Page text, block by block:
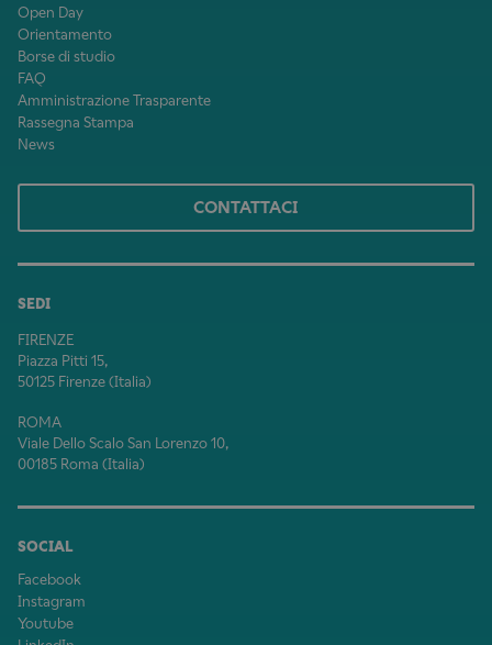
Open Day
Orientamento
Borse di studio
FAQ
Amministrazione Trasparente
Rassegna Stampa
News
SEDI
FIRENZE
Piazza Pitti 15,
50125 Firenze (Italia)
ROMA
Viale Dello Scalo San Lorenzo 10,
00185 Roma (Italia)
SOCIAL
Facebook
Instagram
Youtube
CONTATTACI